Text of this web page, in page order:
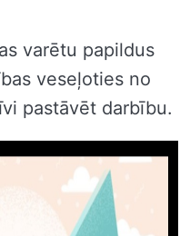
varētu papildus
veseļoties no
pastāvēt darbību.